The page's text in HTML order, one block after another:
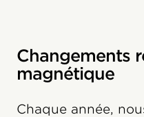
Changements
magnétique
Chaque année,